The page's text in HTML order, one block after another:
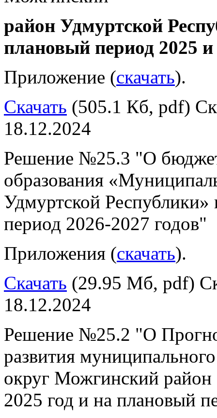
район Удмуртской
плановый период 2025
Приложение (скачать).
Скачать (505.1 Кб, pdf)
18.12.2024
Решение №25.3 "О
образования
Удмуртской
период 2026-2027 годов"
Приложения (скачать).
Скачать (29.95 Мб, pdf)
18.12.2024
Решение №25.2 "О
развития
округ Можгинский район
2025 год и на плановый